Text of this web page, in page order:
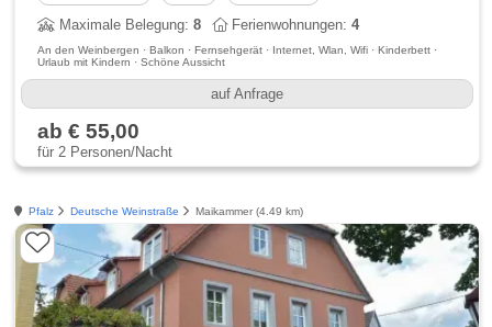
Maximale Belegung:8 Ferienwohnungen:4
An den Weinbergen · Balkon · Fernsehgerät · Internet, Wlan, Wifi · Kinderbett ·
Urlaub mit Kindern · Schöne Aussicht
auf Anfrage
ab € 55,00
für 2 Personen/Nacht
Pfalz Deutsche Weinstraße Maikammer (4.49 km)